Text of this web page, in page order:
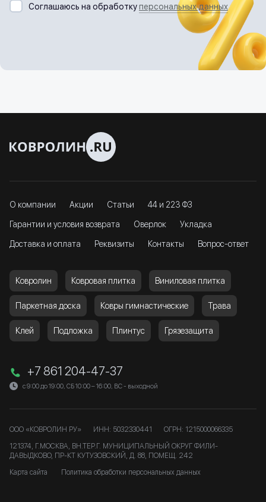
Соглашаюсь на обработкуперсональных данных
О компании Акции Статьи 44 и 223 ФЗ
Гарантии и условия возврата Оверлок Укладка
Доставка и оплата Реквизиты Контакты Вопрос-ответ
Ковролин Ковровая плитка Виниловая плитка
Паркетная доска Ковры гимнастические Трава
Клей Подложка Плинтус Грязезащита
+7 861 204-47-37
с 9:00 до 19:00, СБ 10:00 – 16:00, ВС - выходной
ООО «КОВРОЛИН РУ» ИНН: 5032330441
ОГРН: 1215000066335
121374, Г.МОСКВА, ВН.ТЕР.Г. МУНИЦИПАЛЬНЫЙ ОКРУГ ФИЛИ-
ДАВЫДКОВО, ПР-КТ КУТУЗОВСКИЙ, Д. 88, ПОМЕЩ. 242
Карта сайта
Политика обработки персональных данных